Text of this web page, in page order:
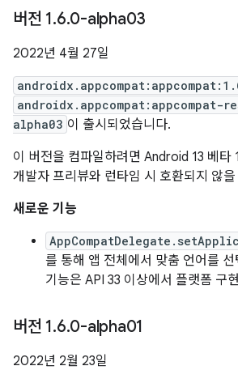
버전 1.6.0-alpha03
2022년 4월 27일
androidx.appcompat:appcompat-
alpha03 이 출시되었습니다.
이 버전을 컴파일하려면 Android 13 베타
개발자 프리뷰와 런타임 시 호환되지 않
새로운 기능
를 통해 앱 전체에서 맞춤 언어를 선
기능은 API 33 이상에서 플랫폼 구
버전 1.6.0-alpha01
2022년 2월 23일